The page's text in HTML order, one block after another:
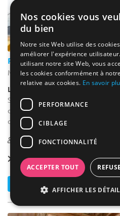
Pathé Massy
Massy - Essonne (91)
Lieu Atypique / Cinéma
Salle de séminaire : Situé dans le
dans un tout nouveau quartier
d’un environnement commercial,
50-395
Forfait dès65 € / pers.
Nos cookies vous
du bien
Notre site Web utilise des
améliorer l'expérience
utilisant notre site Web, vous
les cookies conformément à
relative aux cookies. En savoir
PERFORMANCE
CIBLAGE
FONCTIONNALITÉ
ACCEPTER TOUT
AFFICHER LES